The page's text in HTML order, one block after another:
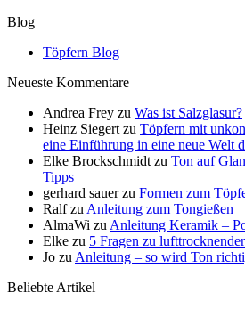
Blog
Töpfern Blog
Neueste Kommentare
Andrea Frey zu Was ist Salzglasur?
Heinz Siegert zu Töpfern mit
eine Einführung in eine neue Welt
Elke Brockschmidt zu Ton auf
Tipps
gerhard sauerzu Formen zum
Ralfzu Anleitung zum Tongießen
AlmaWi zu Anleitung Keramik –
Elke zu 5 Fragen zu
Jo zu Anleitung – so wird Ton
Beliebte Artikel